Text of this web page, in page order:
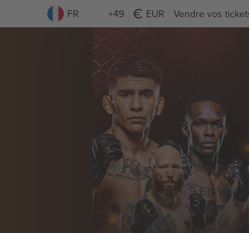
FR +49 EUR Vendre vos